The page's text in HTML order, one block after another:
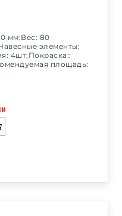
мм;Вес: 80
элементы:
4шт;Покраска::
площадь: